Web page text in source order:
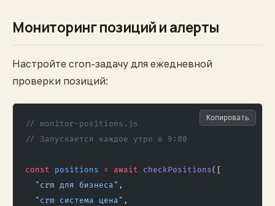
Мониторинг позиций и алерты
Настройте cron-задачу для ежедневной
проверки позиций:
// monitor-positions.js
// Запускается каждое утро в 9:00
const positions = await checkPositions([
  "crm для бизнеса"
,
  "crm система цена"
,
Копировать